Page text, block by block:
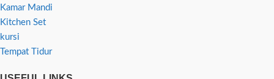
Kamar Mandi
Kitchen Set
kursi
Tempat Tidur